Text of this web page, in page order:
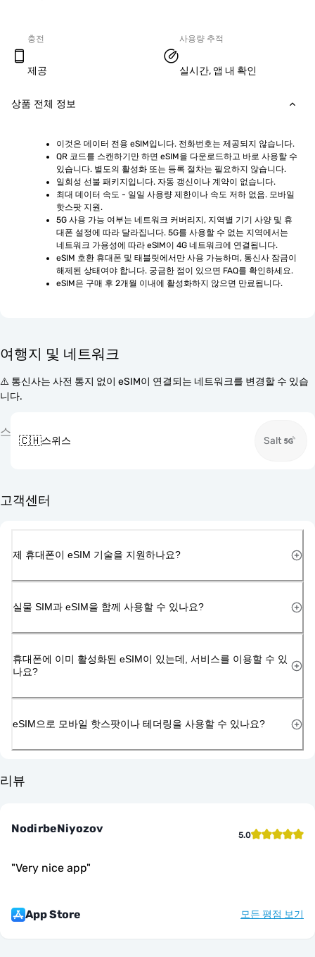
충전
제공
사용량 추적
실시간, 앱 내 확인
상품 전체 정보
이것은 데이터 전용 eSIM입니다. 전화번호는 제공되지 않습니다.
QR 코드를 스캔하기만 하면 eSIM을 다운로드하고 바로 사용할 수
있습니다. 별도의 활성화 또는 등록 절차는 필요하지 않습니다.
일회성 선불 패키지입니다. 자동 갱신이나 계약이 없습니다.
최대 데이터 속도 - 일일 사용량 제한이나 속도 저하 없음. 모바일
핫스팟 지원.
5G 사용 가능 여부는 네트워크 커버리지, 지역별 기기 사양 및 휴
대폰 설정에 따라 달라집니다. 5G를 사용할 수 없는 지역에서는
네트워크 가용성에 따라 eSIM이 4G 네트워크에 연결됩니다.
eSIM 호환 휴대폰 및 태블릿에서만 사용 가능하며, 통신사 잠금이
해제된 상태여야 합니다. 궁금한 점이 있으면 FAQ를 확인하세요.
eSIM은 구매 후 2개월 이내에 활성화하지 않으면 만료됩니다.
여행지 및 네트워크
⚠️ 통신사는 사전 통지 없이 eSIM이 연결되는 네트워크를 변경할 수 있습
니다.
스
🇨🇭스위스 Salt
고객센터
제 휴대폰이 eSIM 기술을 지원하나요?
실물 SIM과 eSIM을 함께 사용할 수 있나요?
휴대폰에 이미 활성화된 eSIM이 있는데, 서비스를 이용할 수 있
나요?
eSIM으로 모바일 핫스팟이나 테더링을 사용할 수 있나요?
리뷰
NodirbeNiyozov 5.0
"Very nice app"
App Store 모든 평점 보기